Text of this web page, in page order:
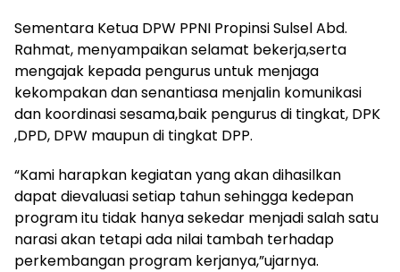
Sementara Ketua DPW PPNI Propinsi Sulsel Abd.
Rahmat, menyampaikan selamat bekerja,serta
mengajak kepada pengurus untuk menjaga
kekompakan dan senantiasa menjalin komunikasi
dan koordinasi sesama,baik pengurus di tingkat, DPK
,DPD, DPW maupun di tingkat DPP.
“Kami harapkan kegiatan yang akan dihasilkan
dapat dievaluasi setiap tahun sehingga kedepan
program itu tidak hanya sekedar menjadi salah satu
narasi akan tetapi ada nilai tambah terhadap
perkembangan program kerjanya,”ujarnya.